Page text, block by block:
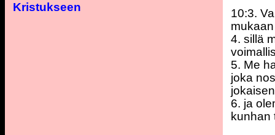
Kristukseen
10:3.
4. sillä
5. Me
joka
6. ja
kunhan